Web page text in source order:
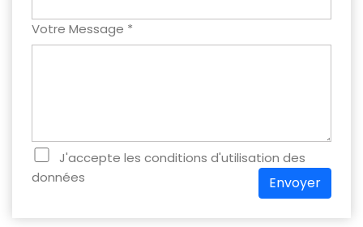
Votre Message *
J'accepte les conditions d'utilisation des
données
Envoyer